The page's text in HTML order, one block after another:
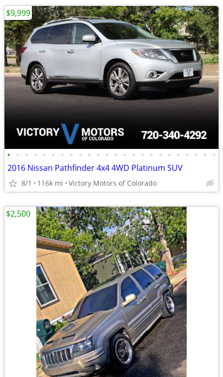
• • • • • • • • • • • • • • • • • • • • • • • •
2016 Nissan Pathfinder 4x4 4WD Platinum SUV
8/1 116k mi Victory Motors of Colorado
$9,999
$2,500